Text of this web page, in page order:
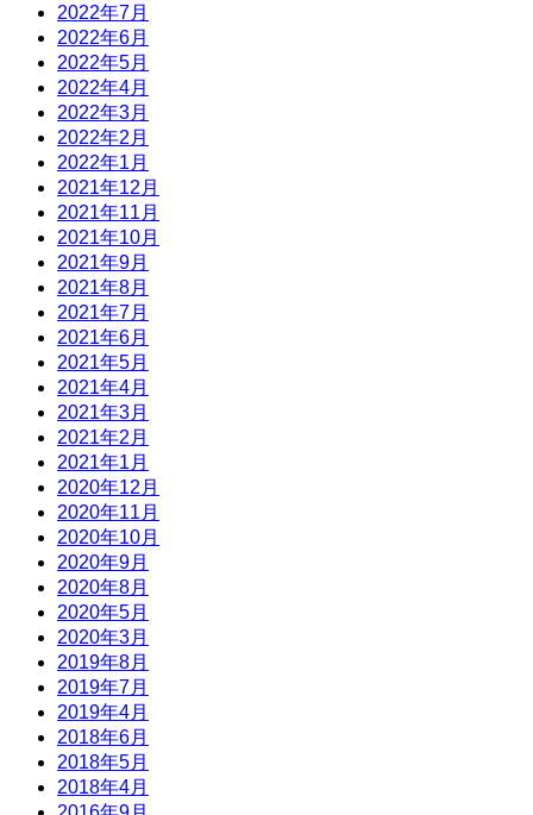
2022年7月
2022年6月
2022年5月
2022年4月
2022年3月
2022年2月
2022年1月
2021年12月
2021年11月
2021年10月
2021年9月
2021年8月
2021年7月
2021年6月
2021年5月
2021年4月
2021年3月
2021年2月
2021年1月
2020年12月
2020年11月
2020年10月
2020年9月
2020年8月
2020年5月
2020年3月
2019年8月
2019年7月
2019年4月
2018年6月
2018年5月
2018年4月